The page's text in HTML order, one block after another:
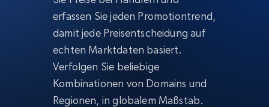
erfassen Sie jeden Promotiontrend,
damit jede Preisentscheidung auf
echten Marktdaten basiert.
Verfolgen Sie beliebige
Kombinationen von Domains und
Regionen, in globalem Maßstab.